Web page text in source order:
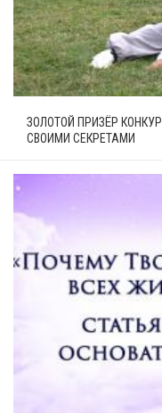
ЗОЛОТОЙ ПРИЗЁР
СВОИМИ СЕКРЕТАМИ